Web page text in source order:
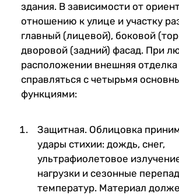
здания. В зависимости от
отношению к улице и участку
главный (лицевой), боковой
дворовой (задний) фасад. При
расположении внешняя
справляться с четырьмя
функциями:
Защитная. Облицовка
удары стихии: дождь, снег,
ультрафиолетовое
нагрузки и сезонные
температур. Материал